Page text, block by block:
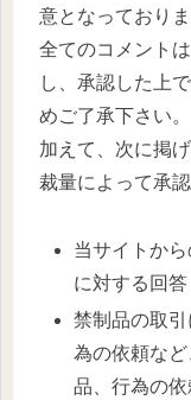
意となっておりま
全てのコメント
し、承認した上
めご了承下さい。
加えて、次に掲
裁量によって承
当サイトか
に対する回答
禁制品の取
為の依頼な
品、行為の依